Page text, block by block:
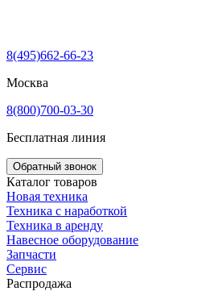
8(495)662-66-23
Москва
8(800)700-03-30
Бесплатная линия
Обратный звонок
Каталог товаров
Новая техника
Техника с наработкой
Техника в аренду
Навесное оборудование
Запчасти
Сервис
Распродажа